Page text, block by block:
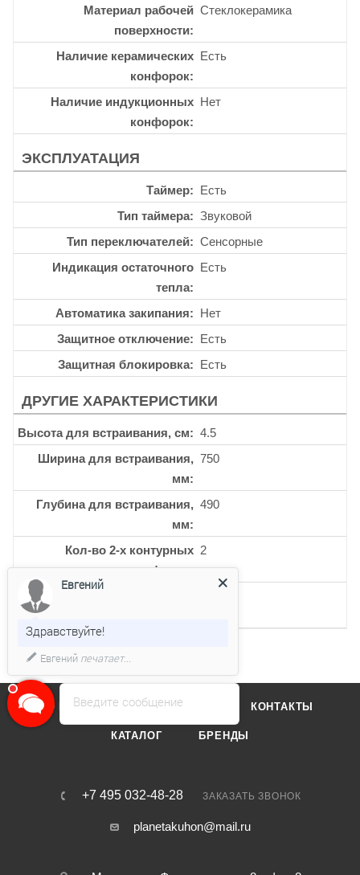
Материал рабочей
поверхности
Стеклокерамика
Наличие керамических
конфорок
Есть
Наличие индукционных
конфорок
Нет
ЭКСПЛУАТАЦИЯ
Таймер
Есть
Тип таймера
Звуковой
Тип переключателей
Сенсорные
Индикация остаточного
тепла
Есть
Автоматика закипания
Нет
Защитное отключение
Есть
Защитная блокировка
Есть
ДРУГИЕ ХАРАКТЕРИСТИКИ
Высота для встраивания, см
4.5
Ширина для встраивания,
мм
750
Глубина для встраивания,
мм
490
Кол-во 2-х контурных
конфорок
2
О КОМПАНИИ ОТЗЫВЫ КОНТАКТЫ
КАТАЛОГ БРЕНДЫ
+7 495 032-48-28 ЗАКАЗАТЬ ЗВОНОК
planetakuhon@mail.ru
Введите сообщение
Евгений
Здравствуйте!
Евгенийпечатает...